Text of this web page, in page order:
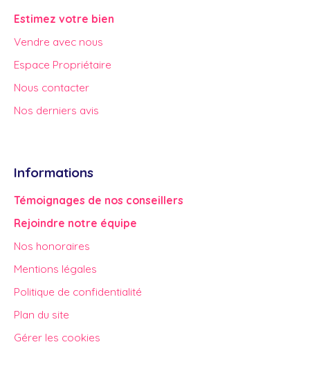
Estimez votre bien
Vendre avec nous
Espace Propriétaire
Nous contacter
Nos derniers avis
Informations
Témoignages de nos conseillers
Rejoindre notre équipe
Nos honoraires
Mentions légales
Politique de confidentialité
Plan du site
Gérer les cookies